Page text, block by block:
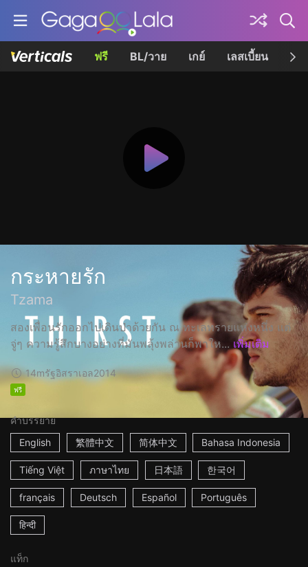
ฟรี BL/วาย เกย์ เลสเบี้ยน เค
กระหายรัก
Tzama
สองเพื่อนรักออกไปเดินป่าด้วยกัน ณ ทะเลทรายแห่งหนึ่ง แต่
จู่ๆ ความรู้สึกบางอย่างที่มันพลุ้งพล่านก็พาให... เพิ่มเติม
14mรัฐอิสราเอล2014
ฟรี
คำบรรยาย
English
繁體中文 简体中文 Bahasa Indonesia
Tiếng Việt ภาษาไทย 日本語 한국어
français Deutsch Español Português
हिन्दी
แท็ก